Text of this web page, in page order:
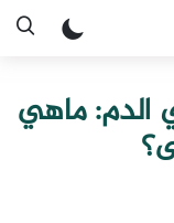
الدم: ماهي